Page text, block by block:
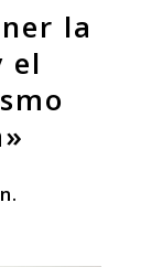
la
el